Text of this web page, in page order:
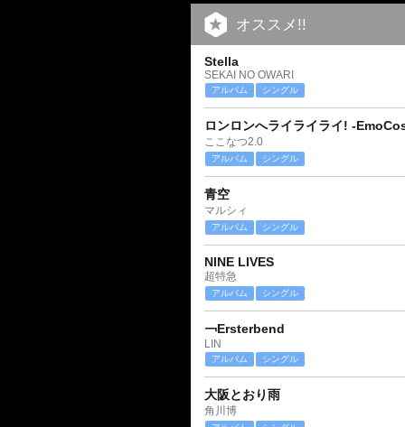
オススメ!!
Stella
SEKAI NO OWARI
アルバム シングル
ロンロンへライライライ! -
ここなつ2.0
アルバム シングル
青空
マルシィ
アルバム シングル
NINE LIVES
超特急
アルバム シングル
￢Ersterbend
LIN
アルバム シングル
大阪とおり雨
角川博